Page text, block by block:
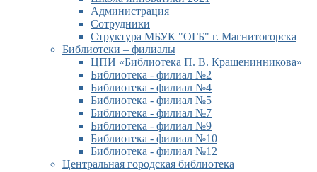
Администрация
Сотрудники
Структура МБУК "ОГБ" г. Магнитогорска
Библиотеки – филиалы
ЦПИ «Библиотека П. В. Крашенинникова»
Библиотека - филиал №2
Библиотека - филиал №4
Библиотека - филиал №5
Библиотека - филиал №7
Библиотека - филиал №9
Библиотека - филиал №10
Библиотека - филиал №12
Центральная городская библиотека